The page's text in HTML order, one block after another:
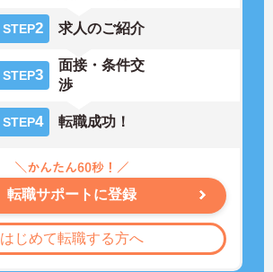
STEP2 求人のご紹介
STEP3
面接・条件交
渉
STEP4 転職成功！
転職サポートに登録
はじめて転職する方へ